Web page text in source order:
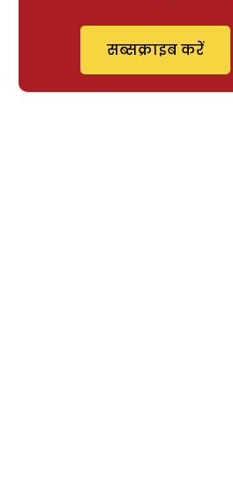
सब्सक्राइब करें